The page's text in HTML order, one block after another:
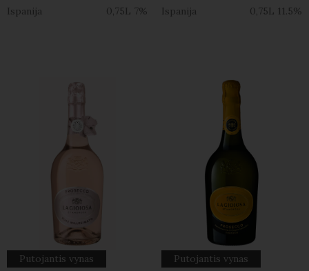
Ispanija 0,75L 7% Ispanija 0,75L 11.5%
Putojantis vynas Putojantis vynas